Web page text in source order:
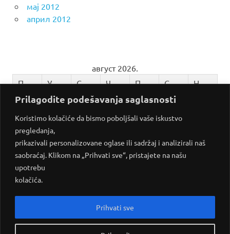
Prilagodite podešavanja saglasnosti
Koristimo kolačiće da bismo poboljšali vaše iskustvo
pregledanja,
prikazivali personalizovane oglase ili sadržaj i analizirali naš
saobraćaj. Klikom na „Prihvati sve“, pristajete na našu
upotrebu
kolačića.
Prihvati sve
мај 2012
април 2012
август 2026.
П
У С Ч П С
Н
1
3
4 5 6 7 8
10
11
17
18 19 20 21
24
31